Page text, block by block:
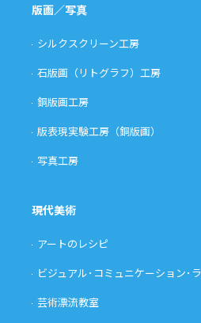
版画／写真
シルクスクリーン工房
石版画（リトグラフ）工房
銅版画工房
版表現実験工房（銅版画）
写真工房
現代美術
アートのレシピ
ビジュアル･コミュニケーション･
芸術漂流教室